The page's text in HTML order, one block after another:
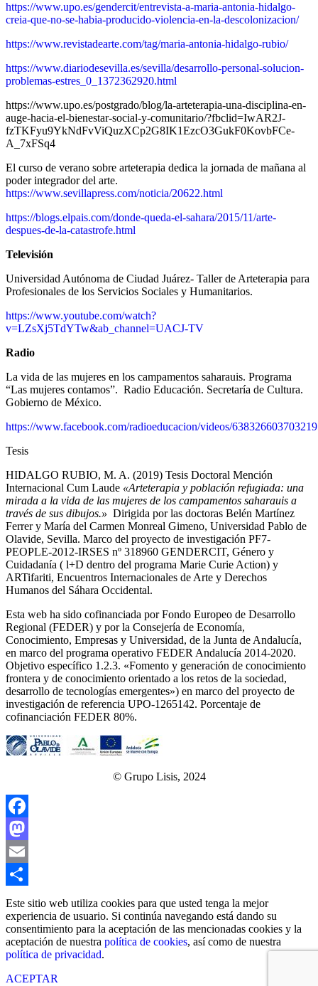
https://www.upo.es/gendercit/entrevista-a-maria-antonia-hidalgo-
creia-que-no-se-habia-producido-violencia-en-la-descolonizacion/
https://www.revistadearte.com/tag/maria-antonia-hidalgo-rubio/
https://www.diariodesevilla.es/sevilla/desarrollo-personal-solucion-
problemas-estres_0_1372362920.html
https://www.upo.es/postgrado/blog/la-arteterapia-una-disciplina-en-
auge-hacia-el-bienestar-social-y-comunitario/?fbclid=IwAR2J-
fzTKFyu9YkNdFvViQuzXCp2G8IK1EzcO3GukF0KovbFCe-
A_7xFSq4
El curso de verano sobre arteterapia dedica la jornada de mañana al
poder integrador del arte.
https://www.sevillapress.com/noticia/20622.html
https://blogs.elpais.com/donde-queda-el-sahara/2015/11/arte-
despues-de-la-catastrofe.html
Televisión
Universidad Autónoma de Ciudad Juárez- Taller de Arteterapia para
Profesionales de los Servicios Sociales y Humanitarios.
https://www.youtube.com/watch?
v=LZsXj5TdYTw&ab_channel=UACJ-TV
Radio
La vida de las mujeres en los campamentos saharauis. Programa
“Las mujeres contamos”. Radio Educación. Secretaría de Cultura.
Gobierno de México.
https://www.facebook.com/radioeducacion/videos/638326603703219
Tesis
HIDALGO RUBIO, M. A. (2019) Tesis Doctoral Mención
Internacional Cum Laude «Arteterapia y población refugiada: una
mirada a la vida de las mujeres de los campamentos saharauis a
través de sus dibujos.» Dirigida por las doctoras Belén Martínez
Ferrer y María del Carmen Monreal Gimeno, Universidad Pablo de
Olavide, Sevilla. Marco del proyecto de investigación PF7-
PEOPLE-2012-IRSES nº 318960 GENDERCIT, Género y
Cuidadanía ( l+D dentro del programa Marie Curie Action) y
ARTifariti, Encuentros Internacionales de Arte y Derechos
Humanos del Sáhara Occidental.
Esta web ha sido cofinanciada por Fondo Europeo de Desarrollo
Regional (FEDER) y por la Consejería de Economía,
Conocimiento, Empresas y Universidad, de la Junta de Andalucía,
en marco del programa operativo FEDER Andalucía 2014-2020.
Objetivo específico 1.2.3. «Fomento y generación de conocimiento
frontera y de conocimiento orientado a los retos de la sociedad,
desarrollo de tecnologías emergentes») en marco del proyecto de
investigación de referencia UPO‐1265142. Porcentaje de
cofinanciación FEDER 80%.
© Grupo Lisis, 2024
Facebook
Mastodon
Email
Compartir
Este sitio web utiliza cookies para que usted tenga la mejor
experiencia de usuario. Si continúa navegando está dando su
consentimiento para la aceptación de las mencionadas cookies y la
aceptación de nuestra política de cookies, así como de nuestra
política de privacidad.
ACEPTAR